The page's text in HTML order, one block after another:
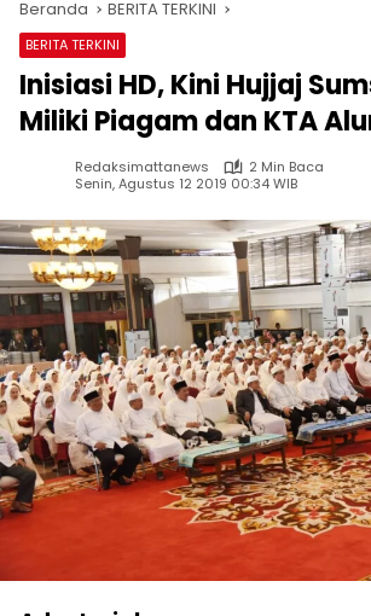
Beranda BERITA TERKINI
BERITA TERKINI
Inisiasi HD, Kini Hujjaj
Miliki Piagam dan KTA
Redaksimattanews
2 Min Baca
Senin, Agustus 12 2019 00:34 WIB